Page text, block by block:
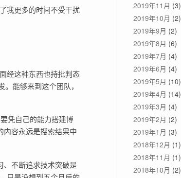
我更多的时间不受干扰
经这种东西也持批判态
能够来到这个团队，
凭自己的能力搭建博
内容永远是搜索结果中
、不断追求技术突破是
2019年11月 (3)
2019年10月 (2)
2019年9月 (2)
2019年8月 (6)
2019年7月 (4)
2019年6月 (4)
2019年5月 (10)
2019年4月 (14)
2019年3月 (4)
2019年2月 (2)
2019年1月 (3)
2018年12月 (1)
2018年11月 (1)
2018年10月 (2)